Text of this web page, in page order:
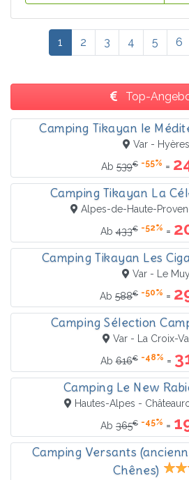
1 2 3 4 5 6
Top-
Camping Tikayan le
Var - Hyères
Ab 539€ -55% =
Camping Tikayan La
Alpes-de-Haute-
Ab433€ -52% =
Camping Tikayan Les
Var - Le Muy
Ab 588€ -50% =
Camping Sélection
Var - La Croix-
Ab616€ -48% =
Camping Le New
Hautes-Alpes -
Ab 365€ -45% =
Camping Versants
Chênes)